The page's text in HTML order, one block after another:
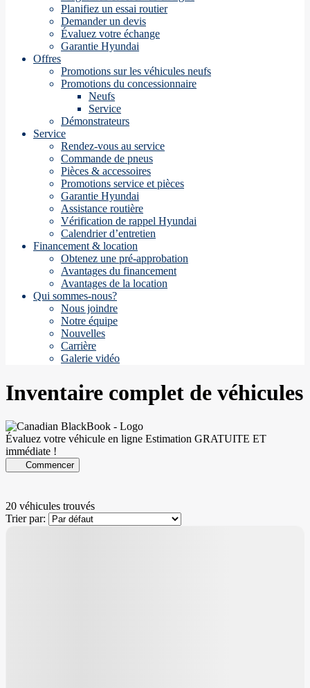
Planifiez un essai routier
Demander un devis
Évaluez votre échange
Garantie Hyundai
Offres
Promotions sur les véhicules neufs
Promotions du concessionnaire
Neufs
Service
Démonstrateurs
Service
Rendez-vous au service
Commande de pneus
Pièces & accessoires
Promotions service et pièces
Garantie Hyundai
Assistance routière
Vérification de rappel Hyundai
Calendrier d’entretien
Financement & location
Obtenez une pré-approbation
Avantages du financement
Avantages de la location
Qui sommes-nous?
Nous joindre
Notre équipe
Nouvelles
Carrière
Galerie vidéo
Inventaire complet de véhicules
Évaluez votre véhicule en ligne Estimation GRATUITE ET
immédiate !
Commencer
20 véhicules trouvés
Trier par: